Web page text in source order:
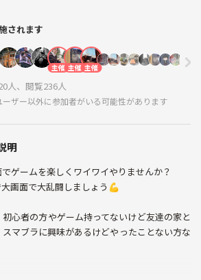
されます
主催 主催 主催
人、閲覧236人
ザー以外に参加者がいる可能性があります
明
ゲームを楽しくワイワイやりませんか？
画面で大乱闘しましょう💪
心者の方やゲーム持ってないけど友達の家と
マブラに興味があるけどやったことない方な